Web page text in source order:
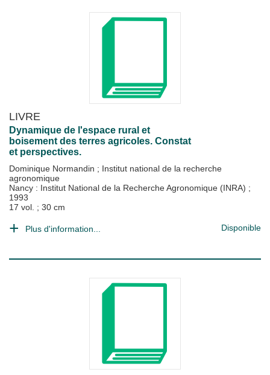
LIVRE
Dynamique de l'espace rural et
boisement des terres agricoles. Constat
et perspectives.
Dominique Normandin ; Institut national de la recherche
agronomique
Nancy : Institut National de la Recherche Agronomique (INRA) ;
1993
17 vol. ; 30 cm
Plus d'information... Disponible